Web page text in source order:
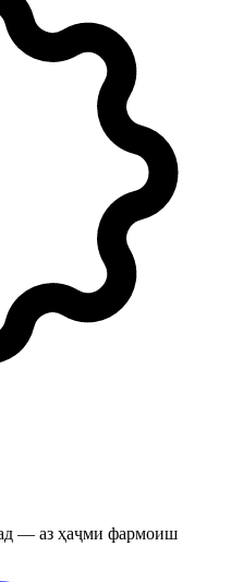
— аз ҳаҷми фармоиш